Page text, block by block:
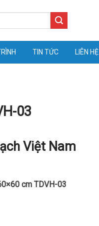
TIN TỨC LIÊN HỆ
03
Việt Nam
cm TDVH-03